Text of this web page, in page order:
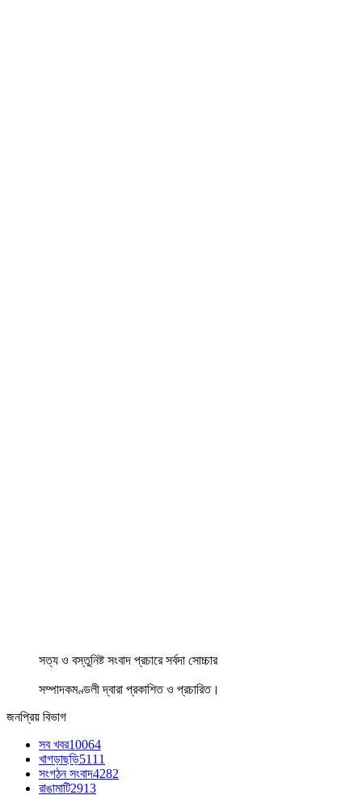
সত্য ও বস্তুনিষ্ট সংবাদ প্রচারে সর্বদা সোচ্চার
সম্পাদকমণ্ডলী দ্বারা প্রকাশিত ও প্রচারিত।
জনপ্রিয় বিভাগ
সব খবর10064
খাগড়াছড়ি5111
সংগঠন সংবাদ4282
রাঙামাটি2913